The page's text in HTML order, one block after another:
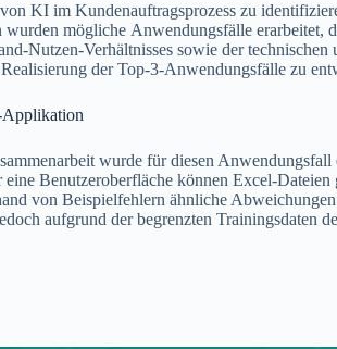
KI im Kundenauftragsprozess zu
wurden mögliche Anwendungsfälle erarbeitet,
Nutzen-Verhältnisses sowie der
der Top-3-Anwendungsfälle zu
wurde für diesen
Benutzeroberfläche können Excel-
von Beispielfehlern ähnliche
aufgrund der begrenzten Trainingsdaten